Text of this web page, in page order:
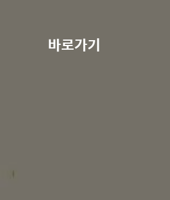
바로가기